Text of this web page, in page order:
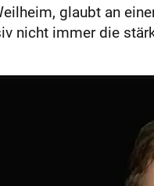
glaubt an
nicht immer die